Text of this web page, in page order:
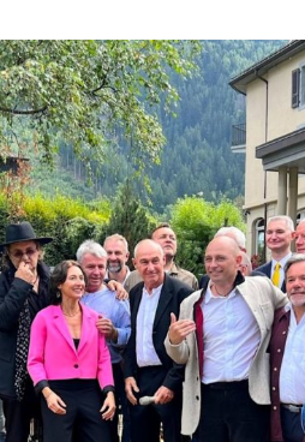
À LA PETITE
DESTIN DE
V…DE